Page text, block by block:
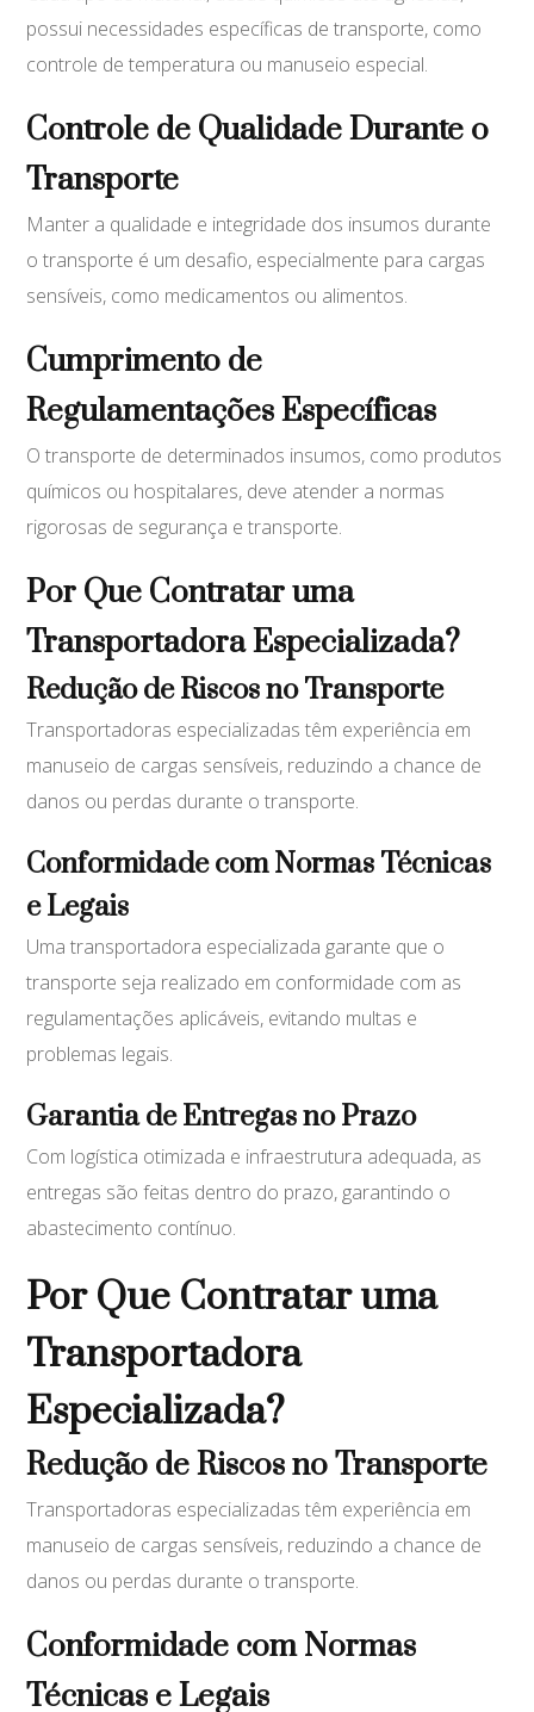
possui necessidades específicas de transporte, como
controle de temperatura ou manuseio especial.
Controle de Qualidade Durante o
Transporte
Manter a qualidade e integridade dos insumos durante
o transporte é um desafio, especialmente para cargas
sensíveis, como medicamentos ou alimentos.
Cumprimento de
Regulamentações Específicas
O transporte de determinados insumos, como produtos
químicos ou hospitalares, deve atender a normas
rigorosas de segurança e transporte.
Por Que Contratar uma
Transportadora Especializada?
Redução de Riscos no Transporte
Transportadoras especializadas têm experiência em
manuseio de cargas sensíveis, reduzindo a chance de
danos ou perdas durante o transporte.
Conformidade com Normas Técnicas
e Legais
Uma transportadora especializada garante que o
transporte seja realizado em conformidade com as
regulamentações aplicáveis, evitando multas e
problemas legais.
Garantia de Entregas no Prazo
Com logística otimizada e infraestrutura adequada, as
entregas são feitas dentro do prazo, garantindo o
abastecimento contínuo.
Por Que Contratar uma
Transportadora
Especializada?
Redução de Riscos no Transporte
Transportadoras especializadas têm experiência em
manuseio de cargas sensíveis, reduzindo a chance de
danos ou perdas durante o transporte.
Conformidade com Normas
Técnicas e Legais